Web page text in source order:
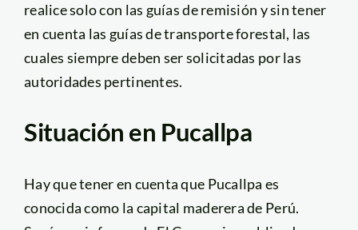
realice solo con las guías de remisión y sin tener
en cuenta las guías de transporte forestal, las
cuales siempre deben ser solicitadas por las
autoridades pertinentes.
Situación en Pucallpa
Hay que tener en cuenta que Pucallpa es
conocida como la capital maderera de Perú.